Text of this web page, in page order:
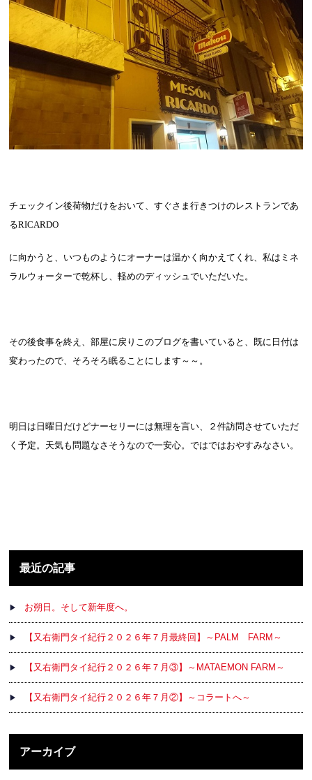
チェックイン後荷物だけをおいて、すぐさま行きつけのレストランであ
るRICARDO
に向かうと、いつものようにオーナーは温かく向かえてくれ、私はミネ
ラルウォーターで乾杯し、軽めのディッシュでいただいた。
その後食事を終え、部屋に戻りこのブログを書いていると、既に日付は
変わったので、そろそろ眠ることにします～～。
明日は日曜日だけどナーセリーには無理を言い、２件訪問させていただ
く予定。天気も問題なさそうなので一安心。ではではおやすみなさい。
最近の記事
お朔日。そして新年度へ。
【又右衛門タイ紀行２０２６年７月最終回】～PALM FARM～
【又右衛門タイ紀行２０２６年７月③】～MATAEMON FARM～
【又右衛門タイ紀行２０２６年７月②】～コラートへ～
アーカイブ